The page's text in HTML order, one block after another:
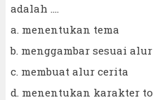
adalah ....
a. menentukan tema
b. menggambar sesuai alur
c. membuat alur cerita
d. menentukan karakter